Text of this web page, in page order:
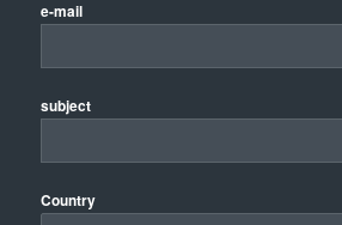
e-mail
subject
Country